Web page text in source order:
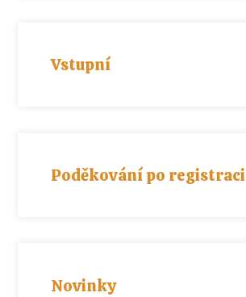
Vstupní
Poděkování po registraci
Novinky